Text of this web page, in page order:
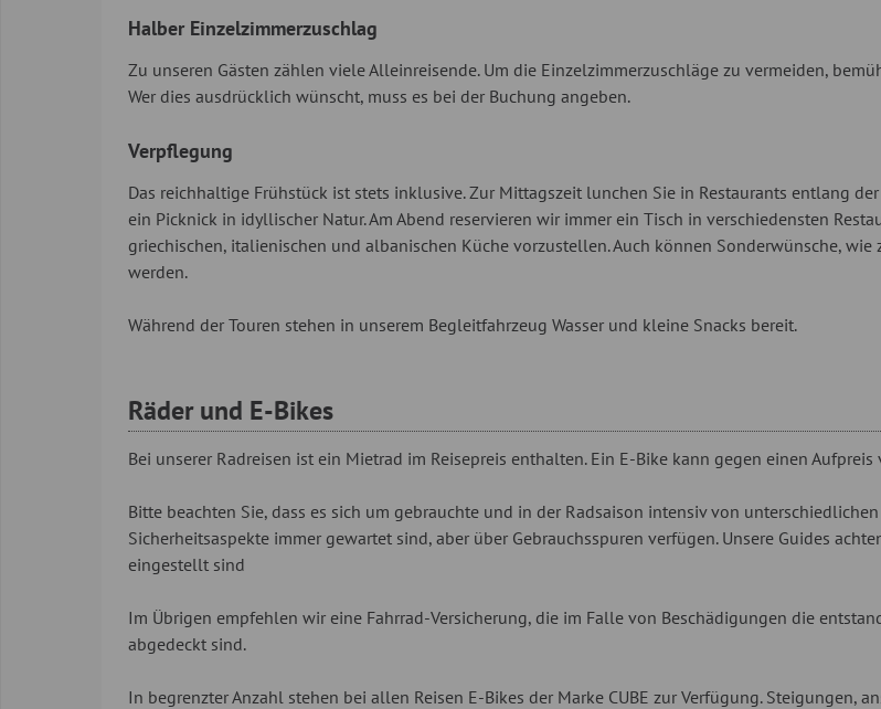
Halber Einzelzimmerzuschlag
Zu unseren Gästen zählen viele Alleinreisende. Um die Einzelzimmerzuschläge zu vermeiden,
Wer dies ausdrücklich wünscht, muss es bei der Buchung angeben.
Verpflegung
Das reichhaltige Frühstück ist stets inklusive. Zur Mittagszeit lunchen Sie in Restaurants entlang
ein Picknick in idyllischer Natur. Am Abend reservieren wir immer ein Tisch in verschiedensten
griechischen, italienischen und albanischen Küche vorzustellen. Auch können Sonderwünsche,
werden.
Während der Touren stehen in unserem Begleitfahrzeug Wasser und kleine Snacks bereit.
Räder und E-Bikes
Bei unserer Radreisen ist ein Mietrad im Reisepreis enthalten. Ein E-Bike kann gegen einen
Bitte beachten Sie, dass es sich um gebrauchte und in der Radsaison intensiv von
Sicherheitsaspekte immer gewartet sind, aber über Gebrauchsspuren verfügen. Unsere Guides
eingestellt sind
Im Übrigen empfehlen wir eine Fahrrad-Versicherung, die im Falle von Beschädigungen die
abgedeckt sind.
In begrenzter Anzahl stehen bei allen Reisen E-Bikes der Marke CUBE zur Verfügung. Steigungen,